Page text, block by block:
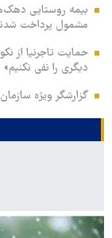
مشمول پرداخت
حمایت تاجرنیا از
دیگری را نفی نکنیم»
گزارشگر ویژه